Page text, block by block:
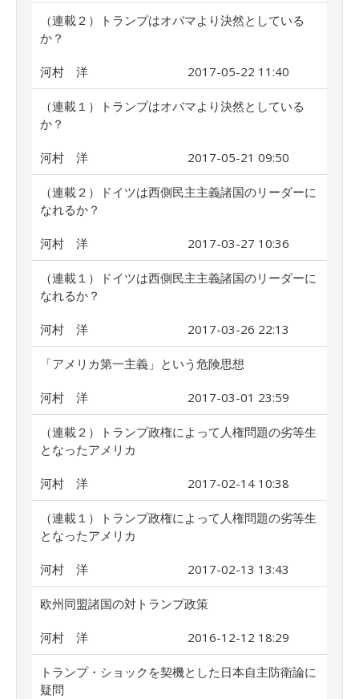
（連載２）トランプはオバマより決然としている
か？
河村 洋 2017-05-22 11:40
（連載１）トランプはオバマより決然としている
か？
河村 洋 2017-05-21 09:50
（連載２）ドイツは西側民主主義諸国のリーダーに
なれるか？
河村 洋 2017-03-27 10:36
（連載１）ドイツは西側民主主義諸国のリーダーに
なれるか？
河村 洋 2017-03-26 22:13
「アメリカ第一主義」という危険思想
河村 洋 2017-03-01 23:59
（連載２）トランプ政権によって人権問題の劣等生
となったアメリカ
河村 洋 2017-02-14 10:38
（連載１）トランプ政権によって人権問題の劣等生
となったアメリカ
河村 洋 2017-02-13 13:43
欧州同盟諸国の対トランプ政策
河村 洋 2016-12-12 18:29
トランプ・ショックを契機とした日本自主防衛論に
疑問